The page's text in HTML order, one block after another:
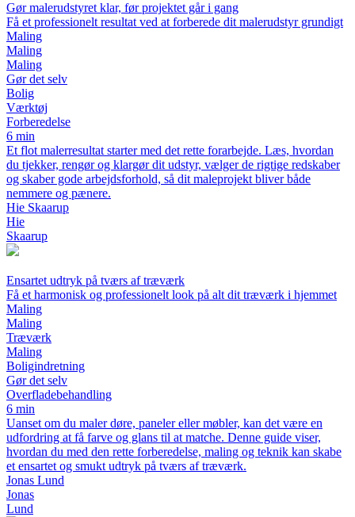
Gør malerudstyret klar, før projektet går i gang
Få et professionelt resultat ved at forberede dit malerudstyr grundigt
Maling
Maling
Maling
Gør det selv
Bolig
Værktøj
Forberedelse
6 min
Et flot malerresultat starter med det rette forarbejde. Læs, hvordan
du tjekker, rengør og klargør dit udstyr, vælger de rigtige redskaber
og skaber gode arbejdsforhold, så dit maleprojekt bliver både
nemmere og pænere.
Hie Skaarup
Hie
Skaarup
Ensartet udtryk på tværs af træværk
Få et harmonisk og professionelt look på alt dit træværk i hjemmet
Maling
Maling
Træværk
Maling
Boligindretning
Gør det selv
Overfladebehandling
6 min
Uanset om du maler døre, paneler eller møbler, kan det være en
udfordring at få farve og glans til at matche. Denne guide viser,
hvordan du med den rette forberedelse, maling og teknik kan skabe
et ensartet og smukt udtryk på tværs af træværk.
Jonas Lund
Jonas
Lund